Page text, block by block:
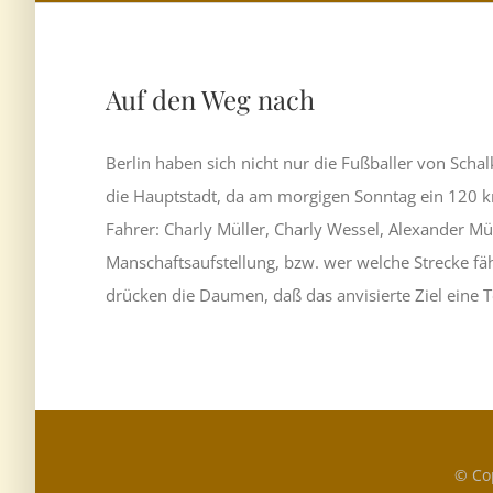
Auf den Weg nach
Berlin haben sich nicht nur die Fußballer von
die Hauptstadt, da am morgigen Sonntag ein 120
Fahrer: Charly Müller, Charly Wessel, Alexander
Manschaftsaufstellung, bzw. wer welche Strecke
drücken die Daumen, daß das anvisierte Ziel
©